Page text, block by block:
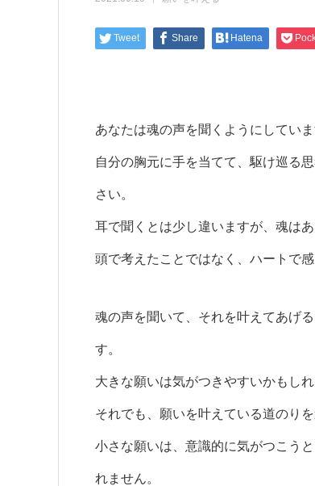
Tweet Share Hatena
あなたは魂の声を聞くようにしていま
自分の胸元に手を当てて、駆け巡る
さい。
耳で聞くとは少し違いますが、魂は
頭で考えたことではなく、ハートで感
魂の声を聞いて、それを叶えてあげ
す。
大きな願いは気がつきやすいかもし
それでも、願いを叶えている道のり
小さな願いは、意識的に気がつこう
れません。